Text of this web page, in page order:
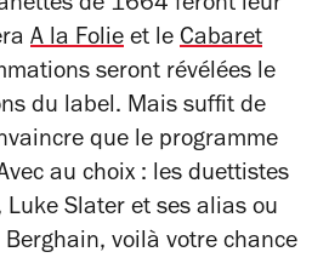
de 1664 feront leur
A la Folie et le Cabaret
seront révélées le
du label. Mais suffit de
que le programme
au choix : les duettistes
Slater et ses alias ou
Berghain, voilà votre chance